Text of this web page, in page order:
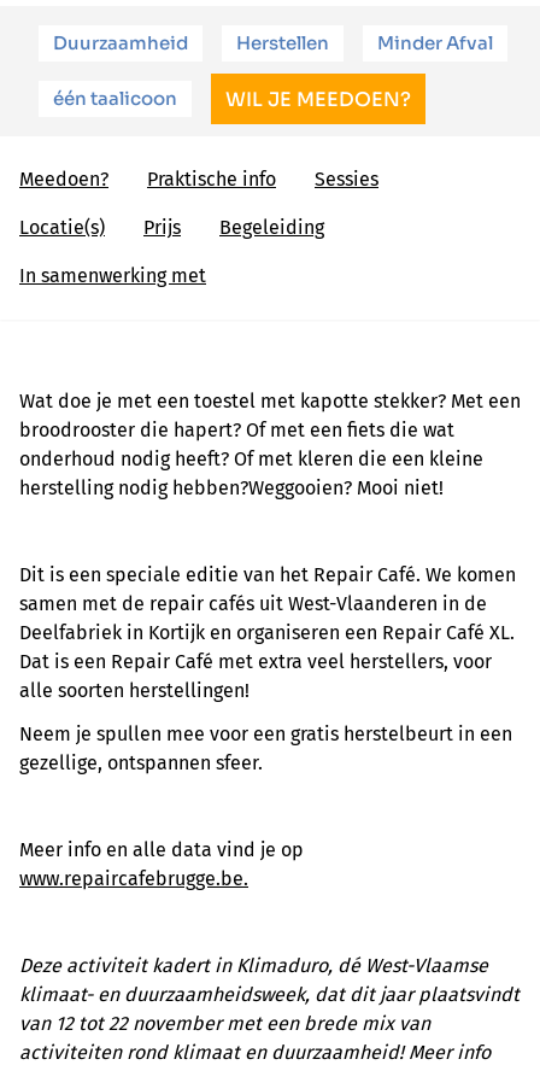
Duurzaamheid Herstellen Minder Afval
één taalicoon WIL JE MEEDOEN?
Meedoen? Praktische info Sessies
Locatie(s) Prijs Begeleiding
In samenwerking met
Wat doe je met een toestel met kapotte stekker? Met een
broodrooster die hapert? Of met een fiets die wat
onderhoud nodig heeft? Of met kleren die een kleine
herstelling nodig hebben?Weggooien? Mooi niet!
Dit is een speciale editie van het Repair Café. We komen
samen met de repair cafés uit West-Vlaanderen in de
Deelfabriek in Kortijk en organiseren een Repair Café XL.
Dat is een Repair Café met extra veel herstellers, voor
alle soorten herstellingen!
Neem je spullen mee voor een gratis herstelbeurt in een
gezellige, ontspannen sfeer.
Meer info en alle data vind je op
www.repaircafebrugge.be.
Deze activiteit kadert in Klimaduro, dé West-Vlaamse
klimaat- en duurzaamheidsweek, dat dit jaar plaatsvindt
van 12 tot 22 november met een brede mix van
activiteiten rond klimaat en duurzaamheid! Meer info